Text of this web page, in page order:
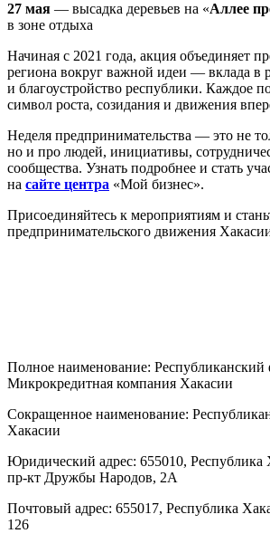
27 мая — высадка деревьев на «Аллее
в зоне отдыха
Начиная с 2021 года, акция объединяет
региона вокруг важной идеи — вклада в
и благоустройство республики. Каждое
символ роста, созидания и движения
Неделя предпринимательства — это не
но и про людей, инициативы,
сообщества. Узнать подробнее и стать
на сайте центра «Мой бизнес».
Присоединяйтесь к мероприятиям и
предпринимательского движения
Полное наименование:
Микрокредитная компания Хакасии
Сокращенное наименование:
Хакасии
Юридический адрес: 655010, Республика
пр-кт Дружбы Народов, 2А
Почтовый адрес: 655017, Республика
126